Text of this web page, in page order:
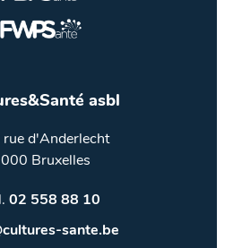
asbl
rue d'Anderlecht
Bruxelles
02 558 88 10
sante.be